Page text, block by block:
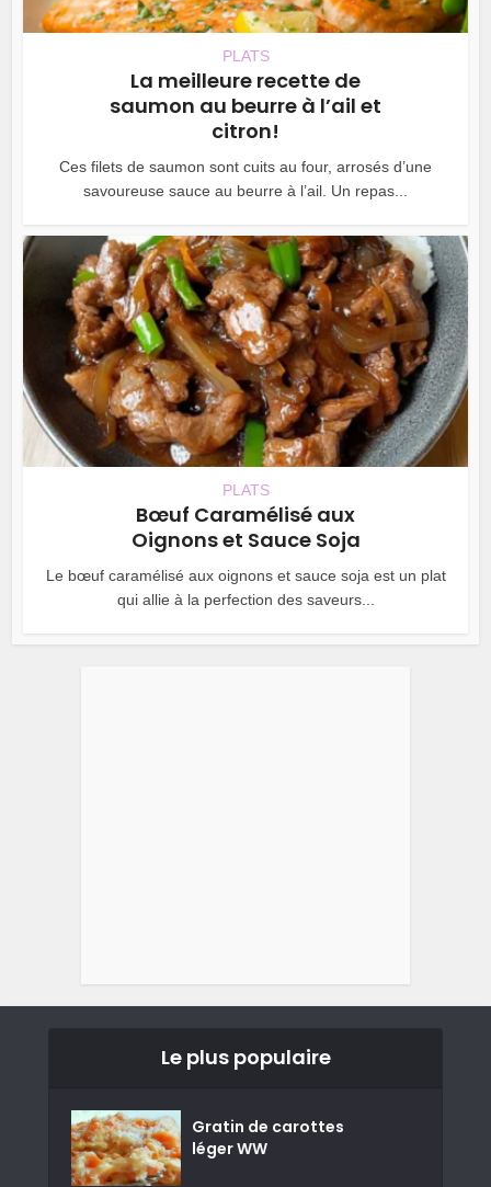
PLATS
La meilleure recette de
saumon au beurre à l’ail et
citron!
Ces filets de saumon sont cuits au four, arrosés d’une
savoureuse sauce au beurre à l’ail. Un repas...
PLATS
Bœuf Caramélisé aux
Oignons et Sauce Soja
Le bœuf caramélisé aux oignons et sauce soja est un plat
qui allie à la perfection des saveurs...
Le plus populaire
Gratin de carottes
léger WW